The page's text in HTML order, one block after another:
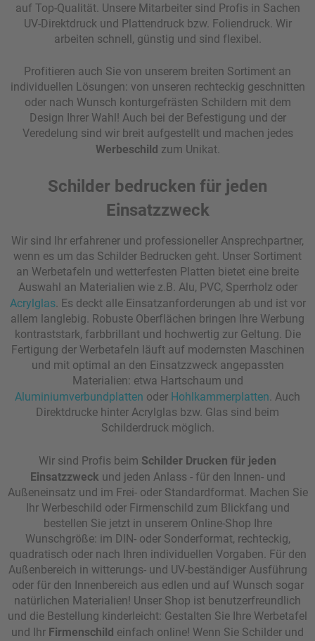
auf Top-Qualität. Unsere Mitarbeiter sind Profis in Sachen
UV-Direktdruck und Plattendruck bzw. Foliendruck. Wir
arbeiten schnell, günstig und sind flexibel.
Profitieren auch Sie von unserem breiten Sortiment an
individuellen Lösungen: von unseren rechteckig geschnitten
oder nach Wunsch konturgefrästen Schildern mit dem
Design Ihrer Wahl! Auch bei der Befestigung und der
Veredelung sind wir breit aufgestellt und machen jedes
Werbeschild zum Unikat.
Schilder bedrucken für jeden
Einsatzzweck
Wir sind Ihr erfahrener und professioneller Ansprechpartner,
wenn es um das Schilder Bedrucken geht. Unser Sortiment
an Werbetafeln und wetterfesten Platten bietet eine breite
Auswahl an Materialien wie z.B. Alu, PVC, Sperrholz oder
Acrylglas. Es deckt alle Einsatzanforderungen ab und ist vor
allem langlebig. Robuste Oberflächen bringen Ihre Werbung
kontraststark, farbbrillant und hochwertig zur Geltung. Die
Fertigung der Werbetafeln läuft auf modernsten Maschinen
und mit optimal an den Einsatzzweck angepassten
Materialien: etwa Hartschaum und
Aluminiumverbundplatten oder Hohlkammerplatten. Auch
Direktdrucke hinter Acrylglas bzw. Glas sind beim
Schilderdruck möglich.
Wir sind Profis beim Schilder Drucken für jeden
Einsatzzweck und jeden Anlass - für den Innen- und
Außeneinsatz und im Frei- oder Standardformat. Machen Sie
Ihr Werbeschild oder Firmenschild zum Blickfang und
bestellen Sie jetzt in unserem Online-Shop Ihre
Wunschgröße: im DIN- oder Sonderformat, rechteckig,
quadratisch oder nach Ihren individuellen Vorgaben. Für den
Außenbereich in witterungs- und UV-beständiger Ausführung
oder für den Innenbereich aus edlen und auf Wunsch sogar
natürlichen Materialien! Unser Shop ist benutzerfreundlich
und die Bestellung kinderleicht: Gestalten Sie Ihre Werbetafel
und Ihr Firmenschild einfach online! Wenn Sie Schilder und